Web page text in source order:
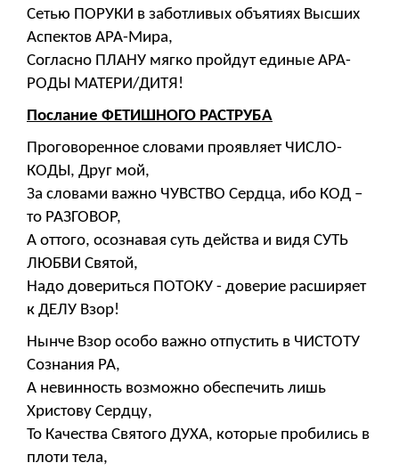
Сетью ПОРУКИ в заботливых объятиях Высших
Аспектов АРА-Мира,
Согласно ПЛАНУ мягко пройдут единые АРА-
РОДЫ МАТЕРИ/ДИТЯ!
Послание ФЕТИШНОГО РАСТРУБА
Проговоренное словами проявляет ЧИСЛО-
КОДЫ, Друг мой,
За словами важно ЧУВСТВО Сердца, ибо КОД –
то РАЗГОВОР,
А оттого, осознавая суть действа и видя СУТЬ
ЛЮБВИ Святой,
Надо довериться ПОТОКУ - доверие расширяет
к ДЕЛУ Взор!
Нынче Взор особо важно отпустить в ЧИСТОТУ
Сознания РА,
А невинность возможно обеспечить лишь
Христову Сердцу,
То Качества Святого ДУХА, которые пробились в
плоти тела,